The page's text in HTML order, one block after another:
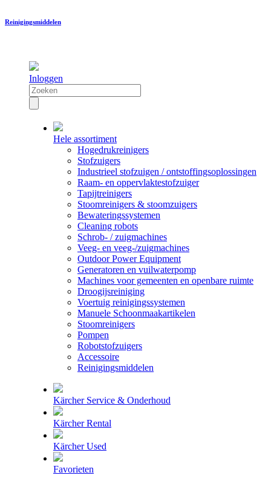
Reinigingsmiddelen
Inloggen
Hele assortiment
Hogedrukreinigers
Stofzuigers
Industrieel stofzuigen / ontstoffingsoplossingen
Raam- en oppervlaktestofzuiger
Tapijtreinigers
Stoomreinigers & stoomzuigers
Bewateringssystemen
Cleaning robots
Schrob- / zuigmachines
Veeg- en veeg-/zuigmachines
Outdoor Power Equipment
Generatoren en vuilwaterpomp
Machines voor gemeenten en openbare ruimte
Droogijsreiniging
Voertuig reinigingssystemen
Manuele Schoonmaakartikelen
Stoomreinigers
Pompen
Robotstofzuigers
Accessoire
Reinigingsmiddelen
Kärcher Service & Onderhoud
Kärcher Rental
Kärcher Used
Favorieten